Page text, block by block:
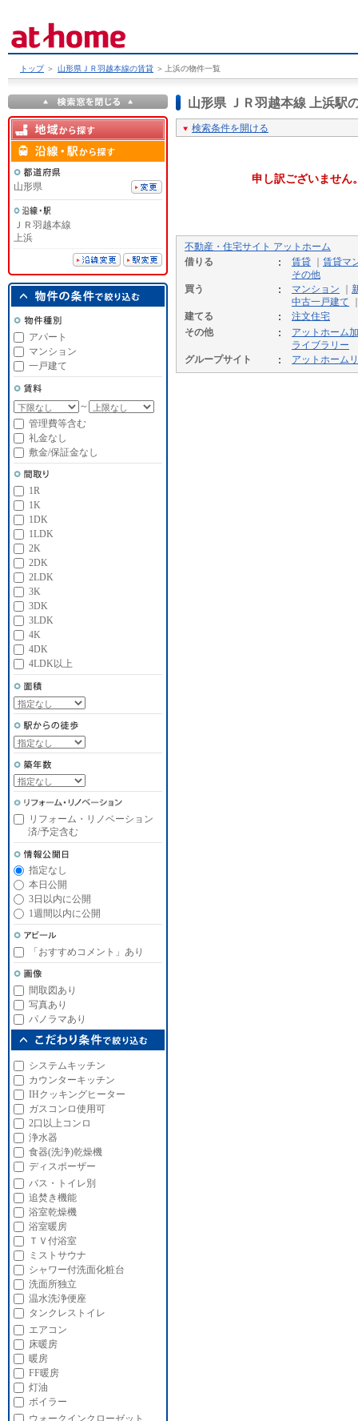
トップ ＞ 山形県ＪＲ羽越本線の賃貸 ＞ 上浜の物件一覧
山形県 ＪＲ羽越本線 上浜駅
検索条件を開ける
申し訳ございません
不動産・住宅サイト アットホーム
借りる
賃貸
賃貸マ
その他
買う
マンション
中古一戸建て
建てる
注文住宅
その他
アットホーム
ライブラリー
グループサイト
アットホーム
山形県
ＪＲ羽越本線
上浜
アパート
マンション
一戸建て
～
管理費等含む
礼金なし
敷金/保証金なし
1R
1K
1DK
1LDK
2K
2DK
2LDK
3K
3DK
3LDK
4K
4DK
4LDK以上
リフォーム・リノベーション
済/予定含む
指定なし
本日公開
3日以内に公開
1週間以内に公開
「おすすめコメント」あり
間取図あり
写真あり
パノラマあり
システムキッチン
カウンターキッチン
IHクッキングヒーター
ガスコンロ使用可
2口以上コンロ
浄水器
食器(洗浄)乾燥機
ディスポーザー
バス・トイレ別
追焚き機能
浴室乾燥機
浴室暖房
ＴＶ付浴室
ミストサウナ
シャワー付洗面化粧台
洗面所独立
温水洗浄便座
タンクレストイレ
エアコン
床暖房
暖房
FF暖房
灯油
ボイラー